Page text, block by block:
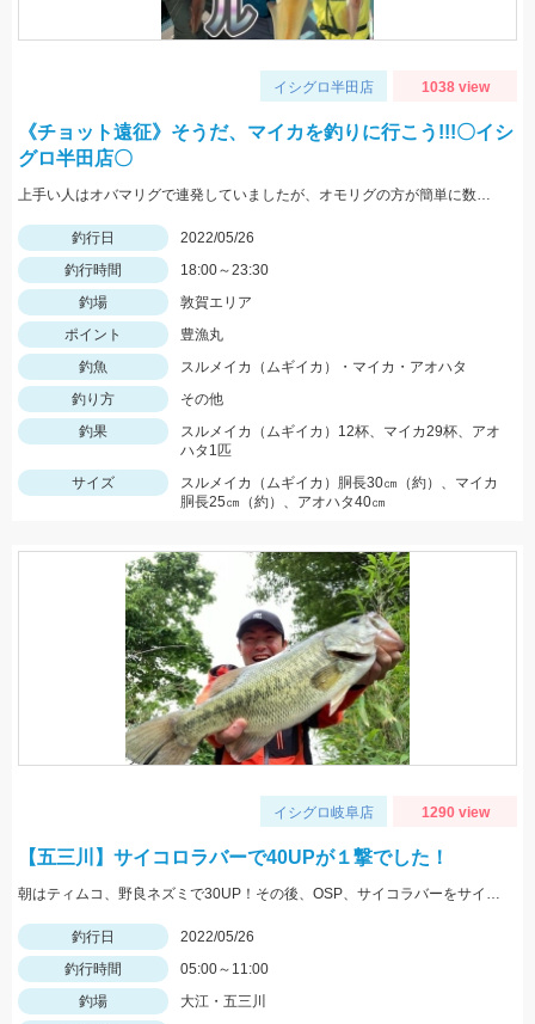
イシグロ半田店 1038 view
《チョット遠征》そうだ、マイカを釣りに行こう!!!〇イシ
グロ半田店〇
上手い人はオバマリグで連発していましたが、オモリグの方が簡単に数を伸ばすことが出来ました!! オモリグ×スイスイドロッパーが大当たり!!
釣行日
2022/05/26
釣行時間
18:00～23:30
釣場
敦賀エリア
ポイント
豊漁丸
釣魚
スルメイカ（ムギイカ）・マイカ・アオハタ
釣り方
その他
釣果
スルメイカ（ムギイカ）12杯、マイカ29杯、アオ
ハタ1匹
サイズ
スルメイカ（ムギイカ）胴長30㎝（約）、マイカ
胴長25㎝（約）、アオハタ40㎝
イシグロ岐阜店 1290 view
【五三川】サイコロラバーで40UPが１撃でした！
朝はティムコ、野良ネズミで30UP！その後、OSP、サイコラバーをサイトで使い、40UPをGETしました！
釣行日
2022/05/26
釣行時間
05:00～11:00
釣場
大江・五三川